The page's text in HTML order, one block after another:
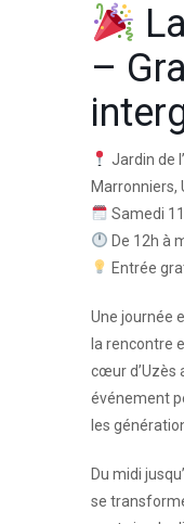
–
Jardin de
Marronniers,
Samedi
De 12h à
Entrée
Une journée
la rencontre
cœur d’Uzès
événement
les
Du midi
se